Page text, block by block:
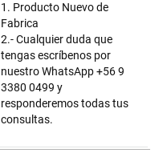
1. Producto Nuevo de
Fabrica
2.- Cualquier duda que
tengas escríbenos por
nuestro WhatsApp +56 9
3380 0499 y
responderemos todas tus
consultas.